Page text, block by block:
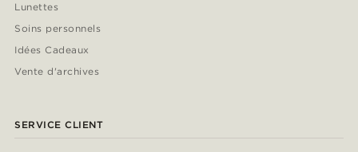
Lunettes
Soins personnels
Idées Cadeaux
Vente d'archives
SERVICE CLIENT